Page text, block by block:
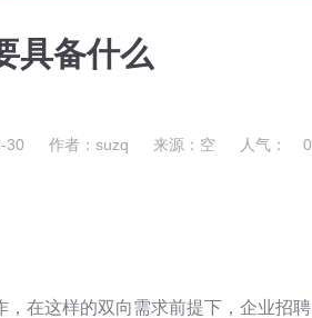
具备什么
30 作者：suzq 来源：空 人气： 0
在这样的双向需求前提下，企业招聘